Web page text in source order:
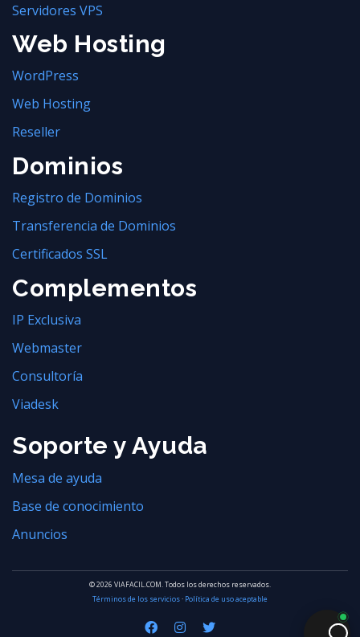
Servidores VPS
Web Hosting
WordPress
Web Hosting
Reseller
Dominios
Registro de Dominios
Transferencia de Dominios
Certificados SSL
Complementos
IP Exclusiva
Webmaster
Consultoría
Viadesk
Soporte y Ayuda
Mesa de ayuda
Base de conocimiento
Anuncios
© 2026 VIAFACIL.COM. Todos los derechos reservados.
Términos de los servicios· Política de uso aceptable